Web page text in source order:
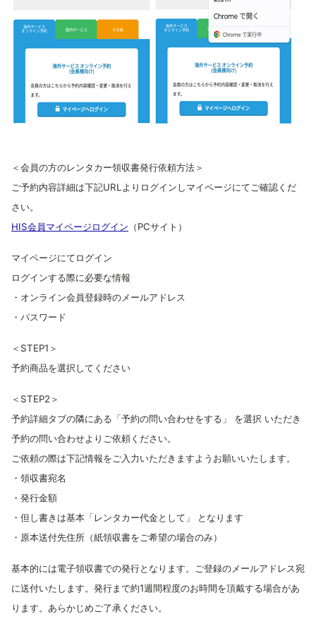
＜会員の方のレンタカー領収書発行依頼方法＞
ご予約内容詳細は下記URLよりログインしマイページにてご確認くだ
さい。
HIS会員マイページログイン （PCサイト）
マイページにてログイン
ログインする際に必要な情報
・オンライン会員登録時のメールアドレス
・パスワード
＜STEP1＞
予約商品を選択してください
＜STEP2＞
予約詳細タブの隣にある「予約の問い合わせをする」 を選択 いただき
予約の問い合わせよりご依頼ください。
ご依頼の際は下記情報をご入力いただきますようお願いいたします。
・ 領収書宛名
・発行金額
・但し書きは基本「レンタカー代金として」 となります
・原本送付先住所（紙領収書をご希望の場合のみ）
基本的には電子領収書での発行となります。ご登録のメールアドレス宛
に送付いたします。 発行まで約1週間程度のお時間を頂戴する場合があ
ります。あらかじめご了承ください。